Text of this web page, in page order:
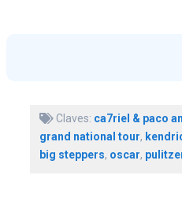
Claves: ca7riel & paco
grand national tour,
big steppers, oscar,